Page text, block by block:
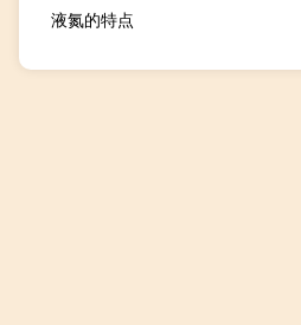
液氮的特点